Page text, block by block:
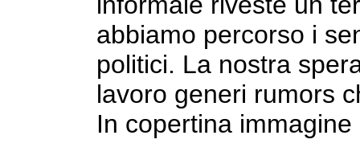
abbiamo percorso i
politici. La nostra
lavoro generi rumors
In copertina